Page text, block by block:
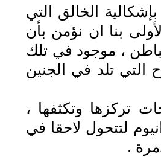
الخالق التي
بنا ان نؤمن بأن
، موجود في تلك
التي تلد في الجنين
تركزها وتكثفها ،
لتتحول لاحقا في
.